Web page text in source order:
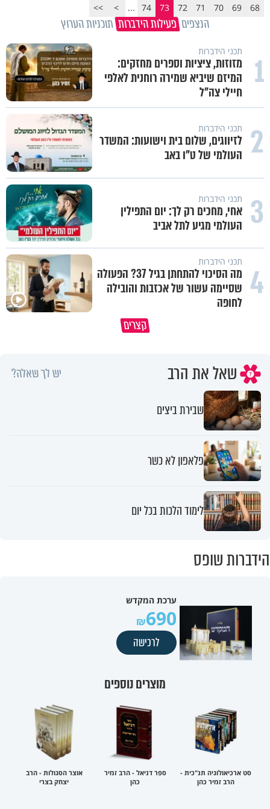
68
69
70
71
72
73
74
...
>
>>
הנצפים פעילות הידברות תוכניות הערוץ
1 תכני הידברות
מזוזות, ציציות וספרים מחזקים:
המיזם שיביא שמירה רוחנית לאלפי
חיילי צה"ל
2 תכני הידברות
לזיווגים, שלום בית וישועות: המשדר
העולמי של ט"ו באב
3 תכני הידברות
אחי, מחכים רק לך: יום התפילין
העולמי מגיע לתל אביב
4 תכני הידברות
מה הסיכוי להתחתן בגיל 37? הפעולה
שסיימה עשור של אכזבות והובילה
לחופה
קצרים
ההורים שלך הם כל הברכה שלך
שאל את הרב יש לך שאלה?
שבירת ביצים
פלאפון לא כשר
לימוד הלכות בכל יום
הידברות שופס
ערכת המקדש
690
לרכישה
מוצרים נוספים
סט ארכיאולוגיה תנ"כית -
הרב זמיר כהן
ספר דניאל - הרב זמיר
כהן
אוצר הסגולות - הרב
יצחק בצרי